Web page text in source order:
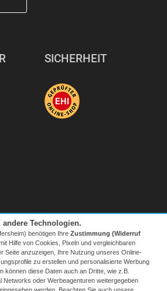
SICHERHEIT
Facebook| twitter
Technologien.
benötigen Ihre Zustimmung (Widerruf
Hilfe von Cookies, Pixeln und vergleichbaren
Seite anzuzeigen, Ihre Nutzung unseres Online-
zu erstellen und personalisierte Werbung
können diese Daten auch an Dritte, wie z.B.
Networks oder Werbeagenturen weitergegeben